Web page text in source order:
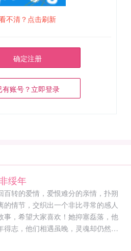
不清？点击刷新
确定注册
有账号？立即登录
绥年
百转的爱情，爱恨难分的亲情，扑朔
的情节，交织出一个非比寻常的感人
事，希望大家喜欢！她抑塞磊落，他
得志，他们相遇虽晚，灵魂却仍然碰